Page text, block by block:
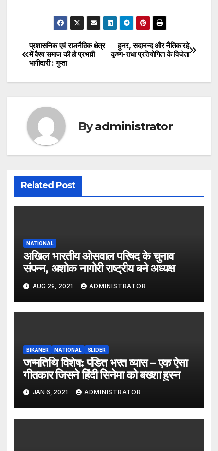
Post
navigation
हुनर, सदानन्द और नैतिक रहे
कृष्ण-राधा प्रतियोगिता के विजेता
प्रशासनिक एवं राजनैतिक क्षेत्र
में वैश्य समाज की हो प्रभावी
भागीदारी : गुप्ता
Byadministrator
Related Post
NATIONAL
अखिल भारतीय ओसवाल परिषद के चुनाव
संपन्न, अशोक नागोरी राष्ट्रीय बने अध्यक्ष
AUG 29, 2021 ADMINISTRATOR
BIKANER NATIONAL SLIDER
जन्मतिथि विशेष: पंडित भरत व्यास – एक ऐसा
गीतकार जिसने हिंदी सिनेमा को बख्शा हुस्न
JAN 6, 2021 ADMINISTRATOR